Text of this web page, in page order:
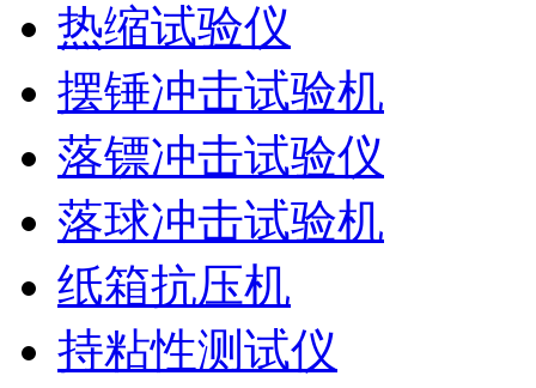
热缩试验仪
摆锤冲击试验机
落镖冲击试验仪
落球冲击试验机
纸箱抗压机
持粘性测试仪